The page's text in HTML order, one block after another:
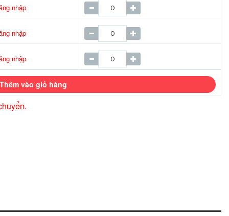
nhập
nhập
nhập
Thêm vào giỏ hàng